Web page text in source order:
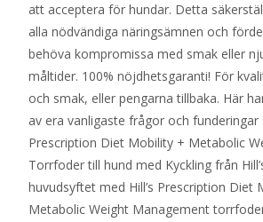
att acceptera för hundar. Detta
alla nödvändiga näringsämnen och
behöva kompromissa med smak eller
måltider. 100% nöjdhetsgaranti! För
och smak, eller pengarna tillbaka. Här
av era vanligaste frågor och
Prescription Diet Mobility + Metabolic
Torrfoder till hund med Kyckling från
huvudsyftet med Hill’s Prescription Diet
Metabolic Weight Management